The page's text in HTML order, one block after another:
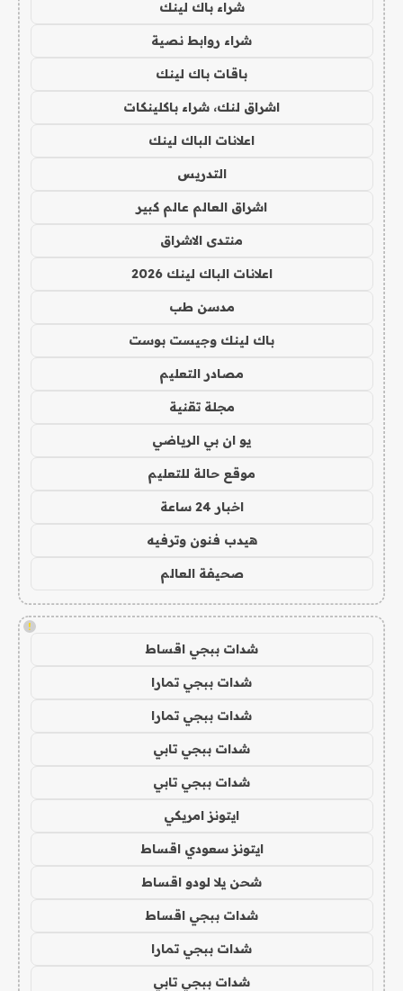
شراء باك لينك
شراء روابط نصية
باقات باك لينك
اشراق لنك، شراء باكلينكات
اعلانات الباك لينك
التدريس
اشراق العالم عالم كبير
منتدى الاشراق
اعلانات الباك لينك 2026
مدسن طب
باك لينك وجيست بوست
مصادر التعليم
مجلة تقنية
يو ان بي الرياضي
موقع حالة للتعليم
اخبار 24 ساعة
هيدب فنون وترفيه
صحيفة العالم
!
شدات ببجي اقساط
شدات ببجي تمارا
شدات ببجي تمارا
شدات ببجي تابي
شدات ببجي تابي
ايتونز امريكي
ايتونز سعودي اقساط
شحن يلا لودو اقساط
شدات ببجي اقساط
شدات ببجي تمارا
شدات ببجي تابي